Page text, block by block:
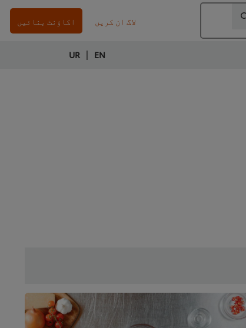
لاگ ان کریں اکاؤنٹ بنائیں
EN
|
UR